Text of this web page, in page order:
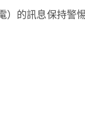
）的訊息保持警